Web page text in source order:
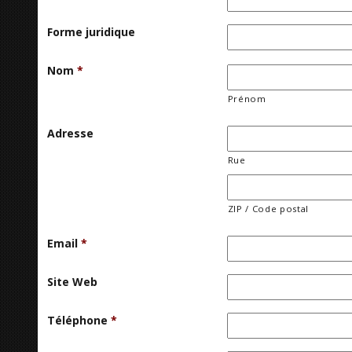
Forme juridique
Nom *
Prénom
Adresse
Rue
ZIP / Code postal
Email *
Site Web
Téléphone *